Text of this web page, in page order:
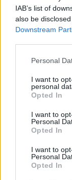
IAB’s list of
also be
Downstream
Please note
not limited to
grant or deny
use your data
consent section.
Personal
I want to
personal
Opted In
I want to
Personal
Opted In
I want to
Personal
Opted In
Elfelejtette
Kertészeti,